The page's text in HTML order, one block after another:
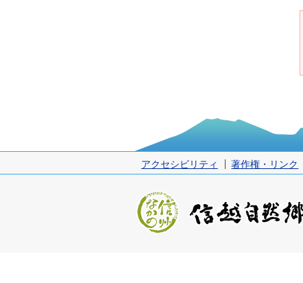
アクセシビリティ 著作権・リンク